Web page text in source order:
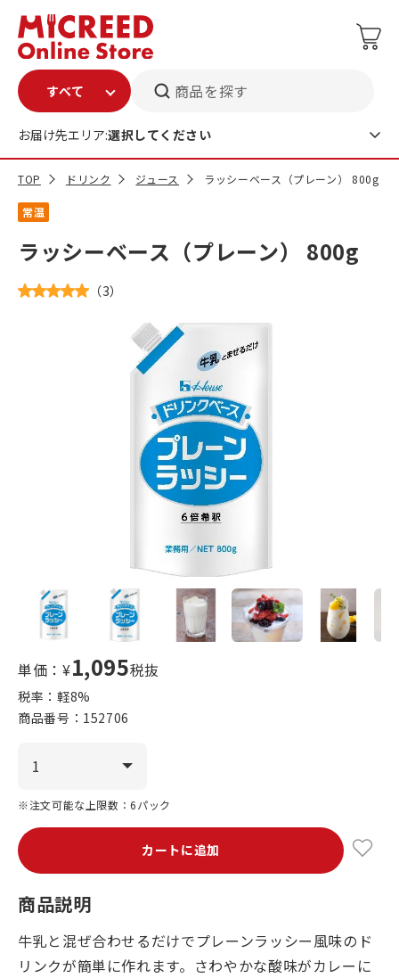
商品を探す
お届け先エリア:選択してください
TOP ドリンク ジュース ラッシーベース（プレーン） 800g
常温
ラッシーベース（プレーン） 800g
（3）
単価：¥1,095税抜
税率：軽8%
商品番号： 152706
※注文可能な上限数：6パック
カートに追加
商品説明
牛乳と混ぜ合わせるだけでプレーンラッシー風味のド
リンクが簡単に作れます。さわやかな酸味がカレーに